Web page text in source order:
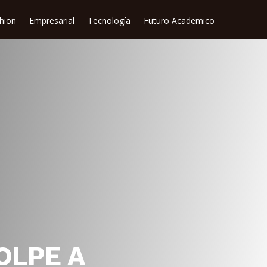
Empresarial Tecnología Futuro Academico
A